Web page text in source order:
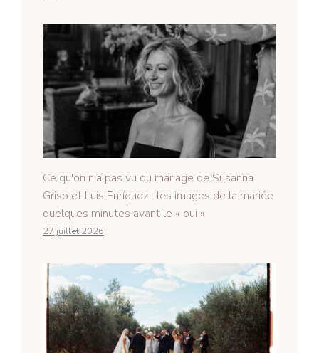
Ce qu'on n'a pas vu du mariage de Susanna
Griso et Luis Enríquez : les images de la mariée
quelques minutes avant le « oui »
27 juillet 2026